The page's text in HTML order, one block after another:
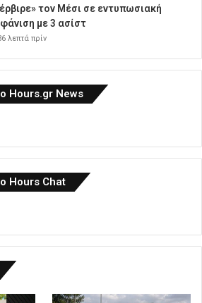
τον Μέσι σε εντυπωσιακή
με 3 ασίστ
λεπτά πρίν
Hours.gr News
Hours Chat